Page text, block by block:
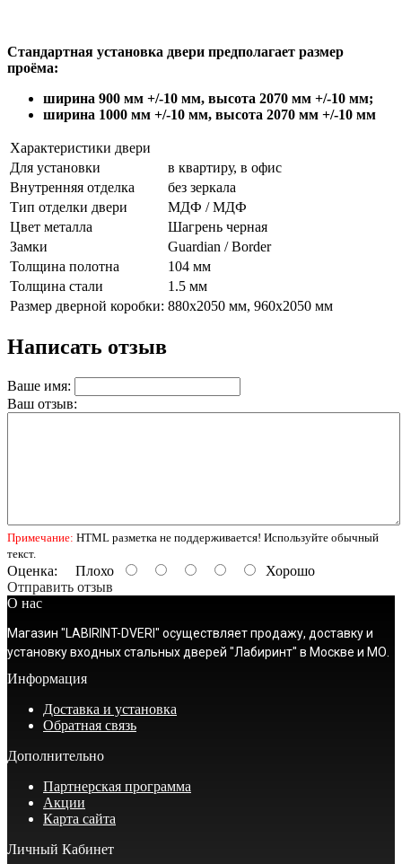
Стандартная установка двери предполагает размер
проёма:
ширина 900 мм +/-10 мм, высота 2070 мм +/-10 мм;
ширина 1000 мм +/-10 мм, высота 2070 мм +/-10 мм
Характеристики двери
Для установки
в квартиру, в офис
Внутренняя отделка
без зеркала
Тип отделки двери
МДФ / МДФ
Цвет металла
Шагрень черная
Замки
Guardian / Border
Толщина полотна
104 мм
Толщина стали
1.5 мм
Размер дверной коробки: 880х2050 мм, 960х2050 мм
Написать отзыв
Ваше имя:
Ваш отзыв:
Примечание: HTML разметка не поддерживается! Используйте обычный
текст.
Оценка: Плохо
Хорошо
Отправить отзыв
О нас
Магазин "LABIRINT-DVERI" осуществляет продажу, доставку и
установку входных стальных дверей "Лабиринт" в Москве и МО.
Информация
Доставка и установка
Обратная связь
Дополнительно
Партнерская программа
Акции
Карта сайта
Личный Кабинет